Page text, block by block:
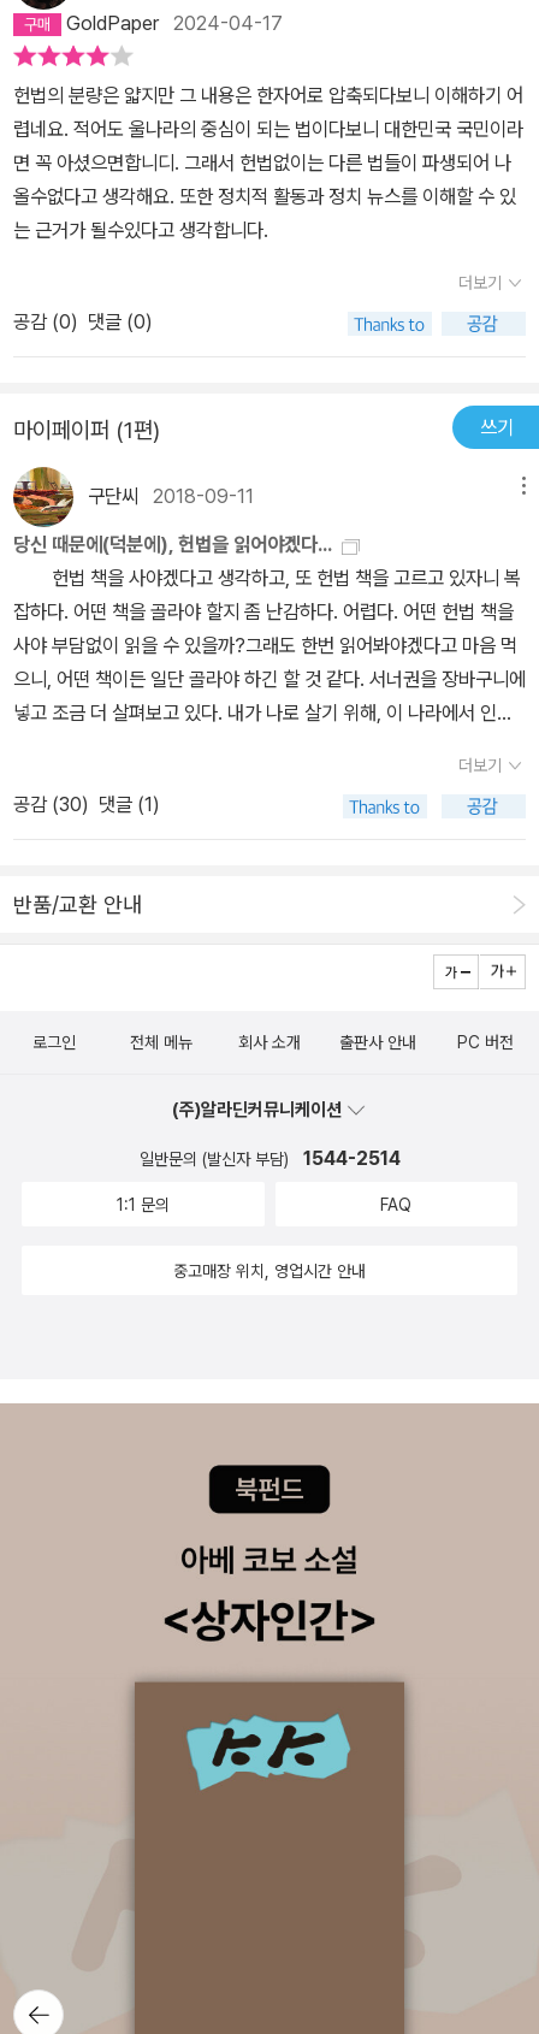
GoldPaper2024-04-17
헌법의 분량은 얇지만 그 내용은 한자어로 압축되다보니 이해하기 어
렵네요. 적어도 울나라의 중심이 되는 법이다보니 대한민국 국민이라
면 꼭 아셨으면합니디. 그래서 헌법없이는 다른 법들이 파생되어 나
올수없다고 생각해요. 또한 정치적 활동과 정치 뉴스를 이해할 수 있
는 근거가 될수있다고 생각합니다.
더보기
공감 (0) 댓글 (0)
마이페이퍼 (1편) 쓰기
구단씨 2018-09-11
당신 때문에(덕분에), 헌법을 읽어야겠다...
헌법 책을 사야겠다고 생각하고, 또 헌법 책을 고르고 있자니 복
잡하다. 어떤 책을 골라야 할지 좀 난감하다. 어렵다. 어떤 헌법 책을
사야 부담없이 읽을 수 있을까?그래도 한번 읽어봐야겠다고 마음 먹
으니, 어떤 책이든 일단 골라야 하긴 할 것 같다. 서너권을 장바구니에
넣고 조금 더 살펴보고 있다. 내가 나로 살기 위해, 이 나라에서 인간
제동 때문이다.평소 그가 하는 말을 호감으로 듣지는 않았다. 그러니
까 그는 나에게 딱 이정도다. 좋지도 싫지도 않은, 저런 방송인이 있구
나 싶은, 그는 저렇게 말을 하는구나 하는 정도, 나와 생각이 같구나
굳이 관심 두지 않았던 대상이라고 하는 게 가장 솔직한 표현일 듯하
다.그런 그가 헌법 독후감을 썼다고 해서 내 관심 안으로 들어오는 건
아니었다.그런데 읽다가 보니 저절로 느끼게 된다. 그의 이번 책을 읽
시작했을까? 헌법을 읽으면서, 그는 어딘가에 기댈 곳이 있다는 것을
하게 생각해보게 되는데. 아주 어렸을 적에, 우리에게 무슨 일이 생기
면 엄마가 나타나서 보듬어주고 다 해결해줄 것 같은, 맹목적인 든든
이다. 법의 테두리 안에서, 우리는 또 법으로 규정한 것을 따르며, 지
뚝 묻어나는 엄마와의 관계와 법이 같을 수는 없지 않은가. ^^ 어쩌면,
런 일이 일어나고, 이런 일에 사람들은 무너지고, 이런 일을 해결하기
위해서 우리는 무엇을 할 수 있을까?’ 하는 고민에 고민을 거듭하다
보니 다다른 곳. 우리의 존재 이유와 우리가 속한 국가가 어떤 기능을
렇게 그가 닿은 헌법에, 그만의 방식으로 재해석된 풀이에, 독자가 공
아니한 이유로 경시되지 아니한다.” (헌법 37조 1항) 헌법 37조 1항
을 보고 마치 연애편지의 한 구절 같다는 생각이 들었어요. 서른여섯
가지 사랑하는 이유를 쫙 적어놓고 마지막에 추신을 붙인 거죠.“내가
여기 안 적어놨다고 해서 널 사랑하지 않는 건 아니야.”법 조항이 그
기를, 그것도 쉬운 말로 한번 풀이된 상태로 듣게 되니 그의 말처럼 감
동적이다. 그가 진행하는 토크쇼 보는 느낌이다. 저절로 TV 앞으로
더보기
공감 (30) 댓글 (1)
반품/교환 안내
뒤로가
기
로그인 전체 메뉴 회사 소개 출판사 안내 PC 버전
(주)알라딘커뮤니케이션
일반문의 (발신자 부담) 1544-2514
1:1 문의 FAQ
중고매장 위치, 영업시간 안내